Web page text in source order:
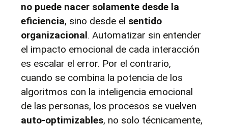
no puede nacer solamente desde la
eficiencia, sino desde el sentido
organizacional. Automatizar sin entender
el impacto emocional de cada interacción
es escalar el error. Por el contrario,
cuando se combina la potencia de los
algoritmos con la inteligencia emocional
de las personas, los procesos se vuelven
auto-optimizables, no solo técnicamente,